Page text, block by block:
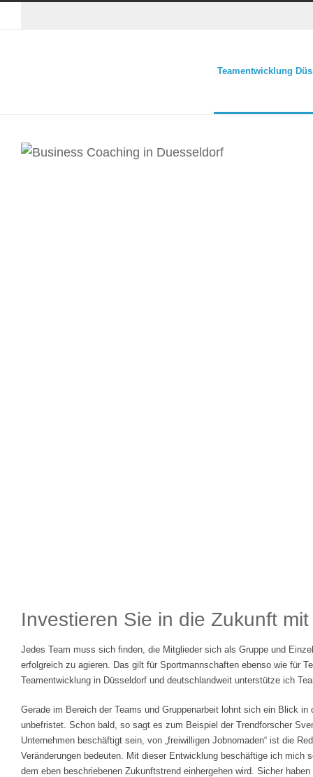
Teamentwicklung
Investieren Sie in die Zukunft
Jedes Team muss sich finden, die Mitglieder sich als Gruppe und
erfolgreich zu agieren. Das gilt für Sportmannschaften ebenso wie für
Teamentwicklung in Düsseldorf und deutschlandweit unterstütze ich
Gerade im Bereich der Teams und Gruppenarbeit lohnt sich ein Blick
unbefristet. Schon bald, so sagt es zum Beispiel der Trendforscher
Unternehmen beschäftigt sein, von „freiwilligen Jobnomaden“ ist die
Veränderungen bedeuten. Mit dieser Entwicklung beschäftige ich
dem eben beschriebenen Zukunftstrend einhergehen wird. Sicher